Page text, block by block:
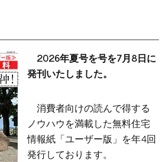
2026年夏号を号を7月8日に
発刊いたしました。
消費者向けの読んで得する
ノウハウを満載した無料住宅
情報紙「ユーザー版」を年4回
発行しております。